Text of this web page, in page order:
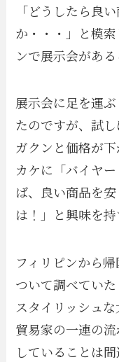
「どうしたら良
か・・・」と模
ンで展示会がある
展示会に足を運
たのですが、試
ガクンと価格が
カケに「バイヤ
ば、良い商品を
は！」と興味を持
フィリピンから
ついて調べてい
スタイリッシュな
貿易家の一連の
していることは